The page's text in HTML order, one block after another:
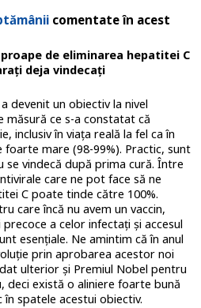
comentate în acest
de eliminarea hepatitei C
deja vindecați
devenit un obiectiv la nivel
măsură ce s-a constatat că
inclusiv în viața reală la fel ca în
foarte mare (98-99%). Practic, sunt
se vindecă după prima cură. Între
care ne pot face să ne
C poate tinde către 100%.
care încă nu avem un vaccin,
a celor infectați și accesul
esențiale. Ne amintim că în anul
prin aprobarea acestor noi
ulterior și Premiul Nobel pentru
deci există o aliniere foarte bună
spatele acestui obiectiv.